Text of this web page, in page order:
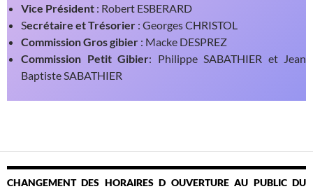
Vice Président : Robert ESBERARD
Secrétaire et Trésorier : Georges CHRISTOL
Commission Gros gibier : Macke DESPREZ
Commission Petit Gibier: Philippe SABATHIER et Jean
Baptiste SABATHIER
CHANGEMENT DES HORAIRES D OUVERTURE AU PUBLIC DU